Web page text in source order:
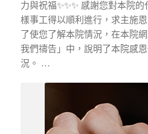
力與祝福✨️✨️✨️ 感謝您對本院
樣事工得以順利進行，求主施
了使您了解本院情況，在本院
我們禱告」中，說明了本院感
況。 …